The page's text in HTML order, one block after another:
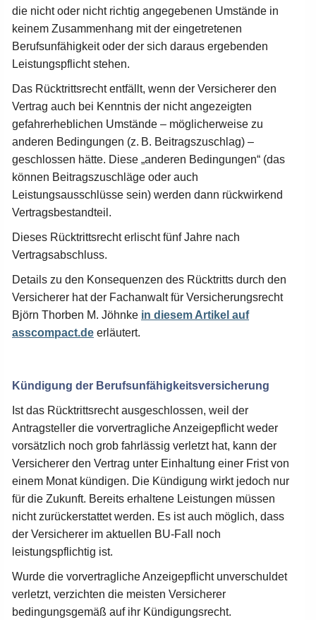
die nicht oder nicht richtig angegebenen Umstände in
keinem Zusammenhang mit der eingetretenen
Berufsunfähigkeit oder der sich daraus ergebenden
Leistungspflicht stehen.
Das Rücktrittsrecht entfällt, wenn der Versicherer den
Vertrag auch bei Kenntnis der nicht angezeigten
gefahrerheblichen Umstände – möglicherweise zu
anderen Bedingungen (z. B. Beitragszuschlag) –
geschlossen hätte. Diese „anderen Bedingungen“ (das
können Beitragszuschläge oder auch
Leistungsausschlüsse sein) werden dann rückwirkend
Vertragsbestandteil.
Dieses Rücktrittsrecht erlischt fünf Jahre nach
Vertragsabschluss.
Details zu den Konsequenzen des Rücktritts durch den
Versicherer hat der Fachanwalt für Versicherungsrecht
Björn Thorben M. Jöhnke in diesem Artikel auf
asscompact.de erläutert.
Kündigung der Berufsunfähigkeitsversicherung
Ist das Rücktrittsrecht ausgeschlossen, weil der
Antragsteller die vorvertragliche Anzeigepflicht weder
vorsätzlich noch grob fahrlässig verletzt hat, kann der
Versicherer den Vertrag unter Einhaltung einer Frist von
einem Monat kündigen. Die Kündigung wirkt jedoch nur
für die Zukunft. Bereits erhaltene Leistungen müssen
nicht zurückerstattet werden. Es ist auch möglich, dass
der Versicherer im aktuellen BU-Fall noch
leistungspflichtig ist.
Wurde die vorvertragliche Anzeigepflicht unverschuldet
verletzt, verzichten die meisten Versicherer
bedingungsgemäß auf ihr Kündigungsrecht.